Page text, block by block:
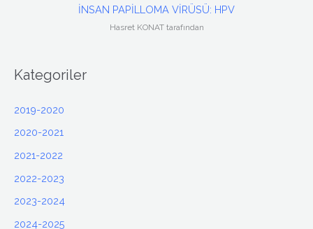
İNSAN PAPİLLOMA VİRÜSÜ: HPV
Hasret KONAT tarafından
Kategoriler
2019-2020
2020-2021
2021-2022
2022-2023
2023-2024
2024-2025